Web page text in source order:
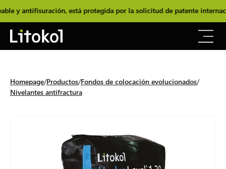
y antifisuración, está protegida por la solicitud de patente
Homepage Productos Fondos de colocación evolucionados
Nivelantes antifractura